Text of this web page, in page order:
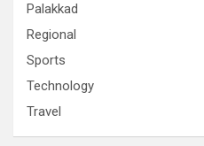
Palakkad
Regional
Sports
Technology
Travel